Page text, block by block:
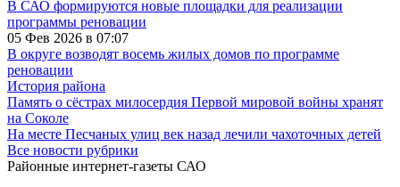
В САО формируются новые площадки для реализации
программы реновации
05 Фев 2026 в 07:07
В округе возводят восемь жилых домов по программе
реновации
История района
Память о сёстрах милосердия Первой мировой войны хранят
на Соколе
На месте Песчаных улиц век назад лечили чахоточных детей
Все новости рубрики
Районные интернет-газеты САО